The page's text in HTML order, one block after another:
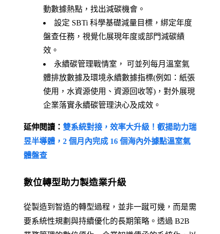
動數據熱點，找出減碳機會。
設定 SBTi 科學基礎減量目標，綁定年度
盤查任務，視覺化展現年度或部門減碳績
效。
永續碳管理戰情室， 可並列每月溫室氣
體排放數據及環境永續數據指標(例如：紙張
使用，水資源使用、資源回收等)，對外展現
企業落實永續碳管理決心及成效。
延伸閱讀： 雙系統對接，效率大升級！叡揚助力瑞
昱半導體，2 個月內完成 16 個海內外據點溫室氣
體盤查
數位轉型助力製造業升級
從製造到智造的轉型過程，並非一蹴可幾，而是需
要系統性規劃與持續優化的長期策略。透過 B2B